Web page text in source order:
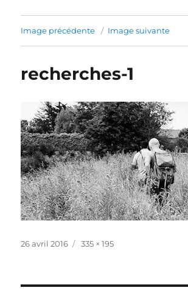
Image précédente Image suivante
recherches-1
Publié
26 avril 2016
Taille
335 × 195